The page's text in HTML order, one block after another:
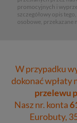
promocyjnych i
szczegółowy opis
osobowe, przekazane
W przypadku
dokonać wpłaty
przelewu
Nasz nr. konta
Eurobuty,